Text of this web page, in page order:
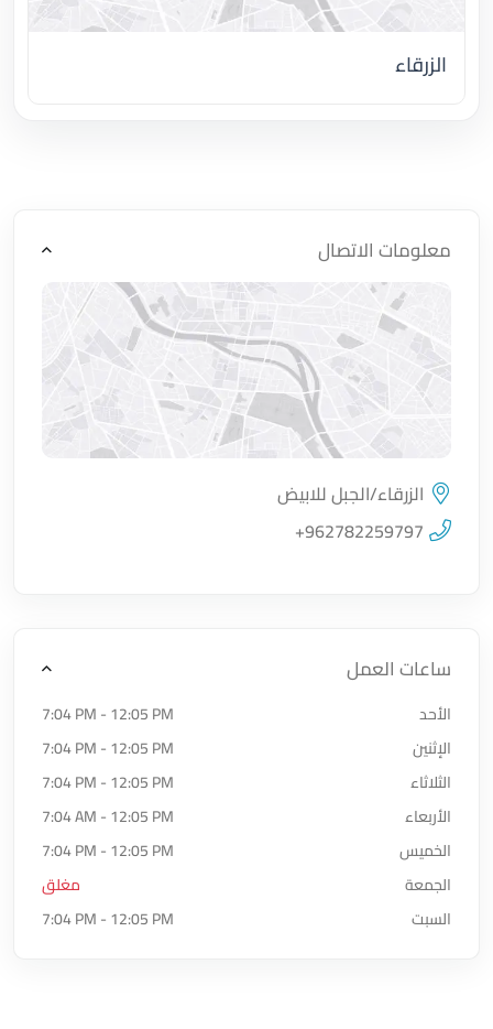
الزرقاء
معلومات الاتصال
اضغط لتحميل الموقع
الزرقاء/الجبل للابيض
+962782259797
ساعات العمل
الأحد
7:04 PM - 12:05 PM
الإثنين
7:04 PM - 12:05 PM
الثلاثاء
7:04 PM - 12:05 PM
الأربعاء
7:04 AM - 12:05 PM
الخميس
7:04 PM - 12:05 PM
الجمعة
مغلق
السبت
7:04 PM - 12:05 PM